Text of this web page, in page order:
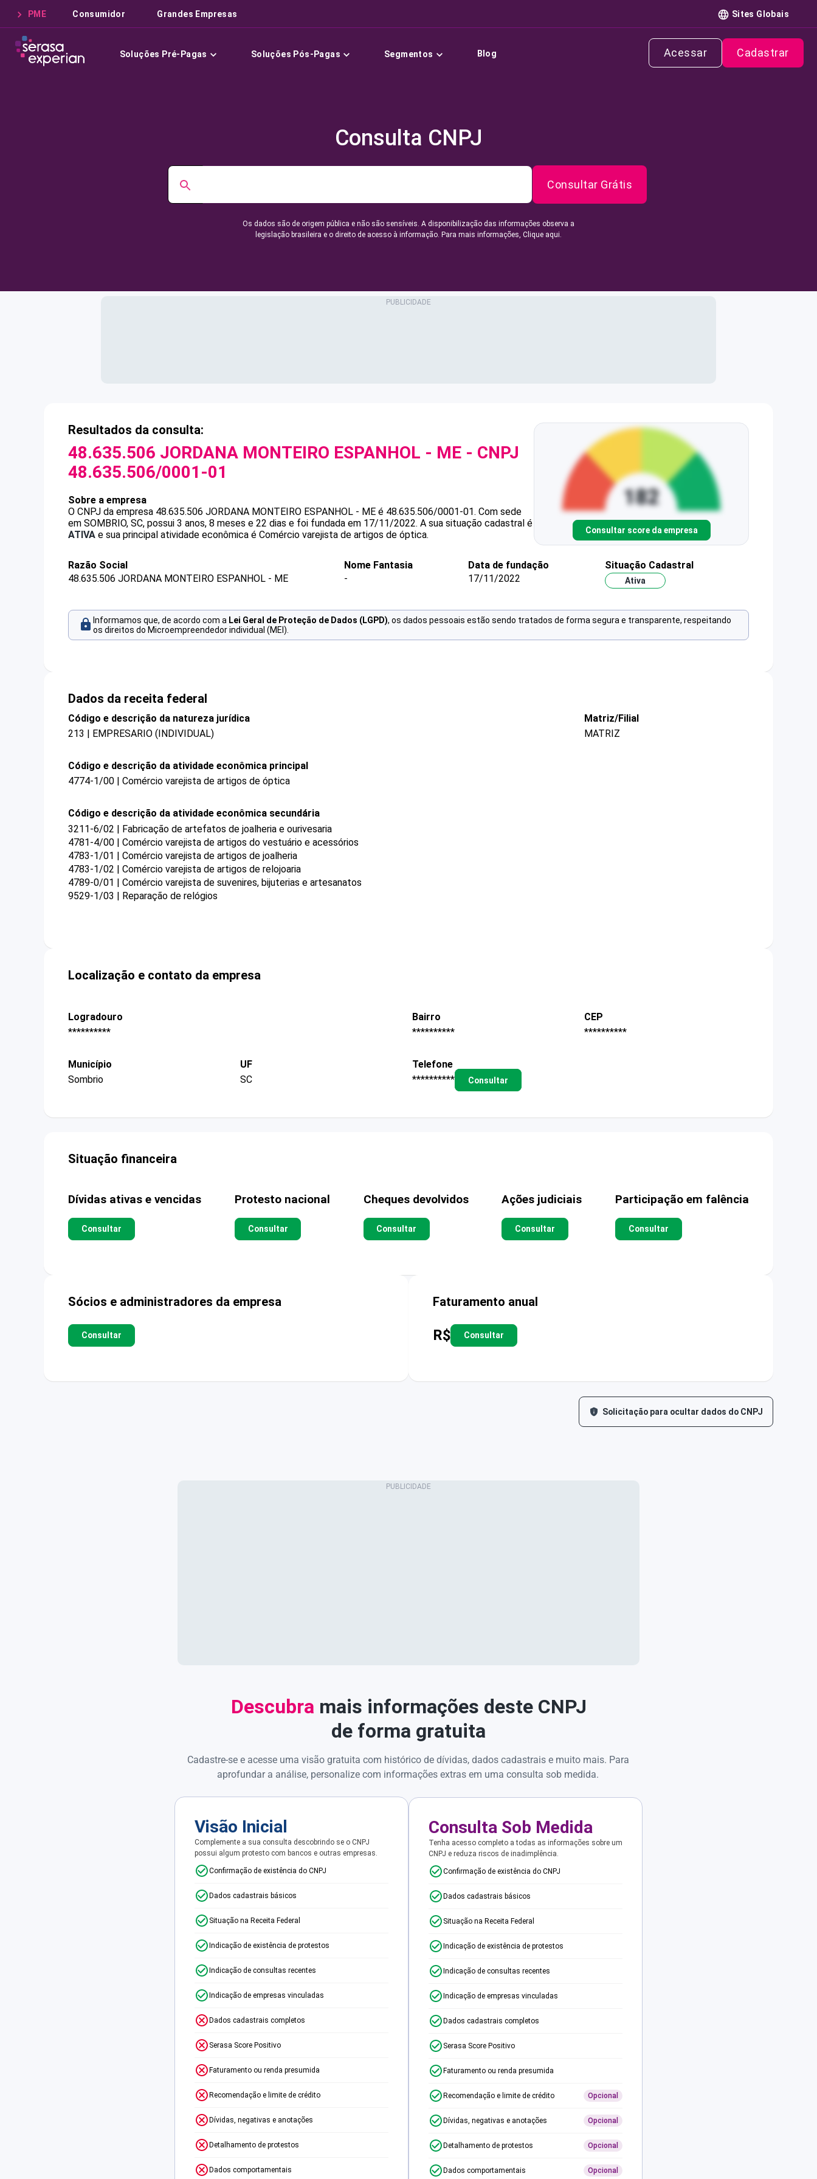
PME Consumidor Grandes Empresas Sites Globais
Soluções Pré-Pagas Soluções Pós-Pagas Segmentos Blog Acessar Cadastrar
Consulta CNPJ
Consultar Grátis
Os dados são de origem pública e não são sensíveis. A disponibilização das informações observa a
legislação brasileira e o direito de acesso à informação. Para mais informações, Clique aqui.
Resultados da consulta:
48.635.506 JORDANA MONTEIRO ESPANHOL - ME - CNPJ
48.635.506/0001-01
Sobre a empresa
O CNPJ da empresa 48.635.506 JORDANA MONTEIRO ESPANHOL - ME é 48.635.506/0001-01. Com sede
em SOMBRIO, SC, possui 3 anos, 8 meses e 22 dias e foi fundada em 17/11/2022. A sua situação cadastral é
ATIVA e sua principal atividade econômica é Comércio varejista de artigos de óptica. Consultar score da empresa
Razão Social
48.635.506 JORDANA MONTEIRO ESPANHOL - ME
Nome Fantasia
-
Data de fundação
17/11/2022
Situação Cadastral
Ativa
Informamos que, de acordo com a Lei Geral de Proteção de Dados (LGPD), os dados pessoais estão sendo tratados de forma segura e transparente, respeitando
os direitos do Microempreendedor individual (MEI).
Dados da receita federal
Código e descrição da natureza jurídica
213 | EMPRESARIO (INDIVIDUAL)
Matriz/Filial
MATRIZ
Código e descrição da atividade econômica principal
4774-1/00 | Comércio varejista de artigos de óptica
Código e descrição da atividade econômica secundária
3211-6/02 | Fabricação de artefatos de joalheria e ourivesaria
4781-4/00 | Comércio varejista de artigos do vestuário e acessórios
4783-1/01 | Comércio varejista de artigos de joalheria
4783-1/02 | Comércio varejista de artigos de relojoaria
4789-0/01 | Comércio varejista de suvenires, bijuterias e artesanatos
9529-1/03 | Reparação de relógios
Localização e contato da empresa
Logradouro
**********
Bairro
**********
CEP
**********
Município
Sombrio
UF
SC
Telefone
**********
Consultar
Situação financeira
Dívidas ativas e vencidas
Consultar
Protesto nacional
Consultar
Cheques devolvidos
Consultar
Ações judiciais
Consultar
Participação em falência
Consultar
Sócios e administradores da empresa
Consultar
Faturamento anual
R$ Consultar
Solicitação para ocultar dados do CNPJ
Descubra mais informações deste CNPJ
de forma gratuita
Cadastre-se e acesse uma visão gratuita com histórico de dívidas, dados cadastrais e muito mais. Para
aprofundar a análise, personalize com informações extras em uma consulta sob medida.
Visão Inicial
Complemente a sua consulta descobrindo se o CNPJ
possui algum protesto com bancos e outras empresas.
Confirmação de existência do CNPJ
Dados cadastrais básicos
Situação na Receita Federal
Indicação de existência de protestos
Indicação de consultas recentes
Indicação de empresas vinculadas
Dados cadastrais completos
Serasa Score Positivo
Faturamento ou renda presumida
Recomendação e limite de crédito
Dívidas, negativas e anotações
Detalhamento de protestos
Dados comportamentais
Consulta Sob Medida
Tenha acesso completo a todas as informações sobre um
CNPJ e reduza riscos de inadimplência.
Confirmação de existência do CNPJ
Dados cadastrais básicos
Situação na Receita Federal
Indicação de existência de protestos
Indicação de consultas recentes
Indicação de empresas vinculadas
Dados cadastrais completos
Serasa Score Positivo
Faturamento ou renda presumida
Recomendação e limite de crédito Opcional
Dívidas, negativas e anotações Opcional
Detalhamento de protestos Opcional
Dados comportamentais Opcional